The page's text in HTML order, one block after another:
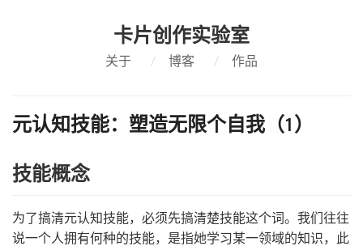
卡片创作实验室
关于 / 博客 / 作品
元认知技能：塑造无限个自我（1）
技能概念
为了搞清元认知技能，必须先搞清楚技能这个词。我们往往
说一个人拥有何种的技能，是指她学习某一领域的知识，此